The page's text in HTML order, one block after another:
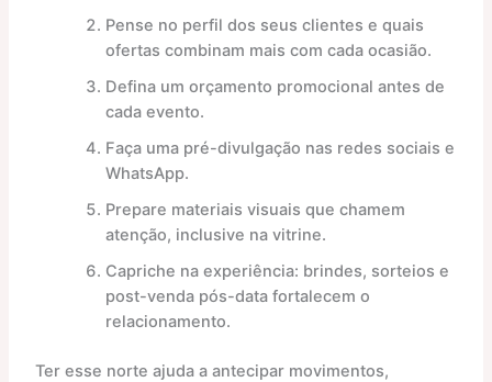
Pense no perfil dos seus clientes e quais
ofertas combinam mais com cada ocasião.
Defina um orçamento promocional antes de
cada evento.
Faça uma pré-divulgação nas redes sociais e
WhatsApp.
Prepare materiais visuais que chamem
atenção, inclusive na vitrine.
Capriche na experiência: brindes, sorteios e
post-venda pós-data fortalecem o
relacionamento.
Ter esse norte ajuda a antecipar movimentos,